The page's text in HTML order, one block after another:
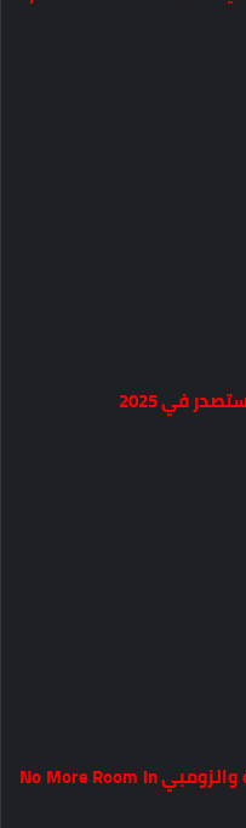
الكشف عن فيديو جديد للعبة النجاة والزومبي No More Room in